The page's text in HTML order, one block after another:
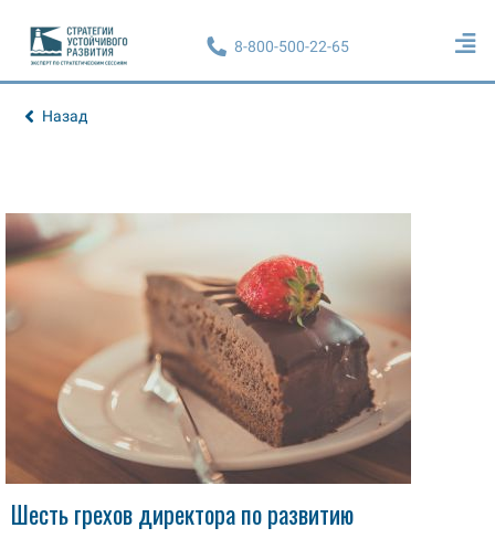
8-800-500-22-65
Назад
Шесть грехов директора по развитию